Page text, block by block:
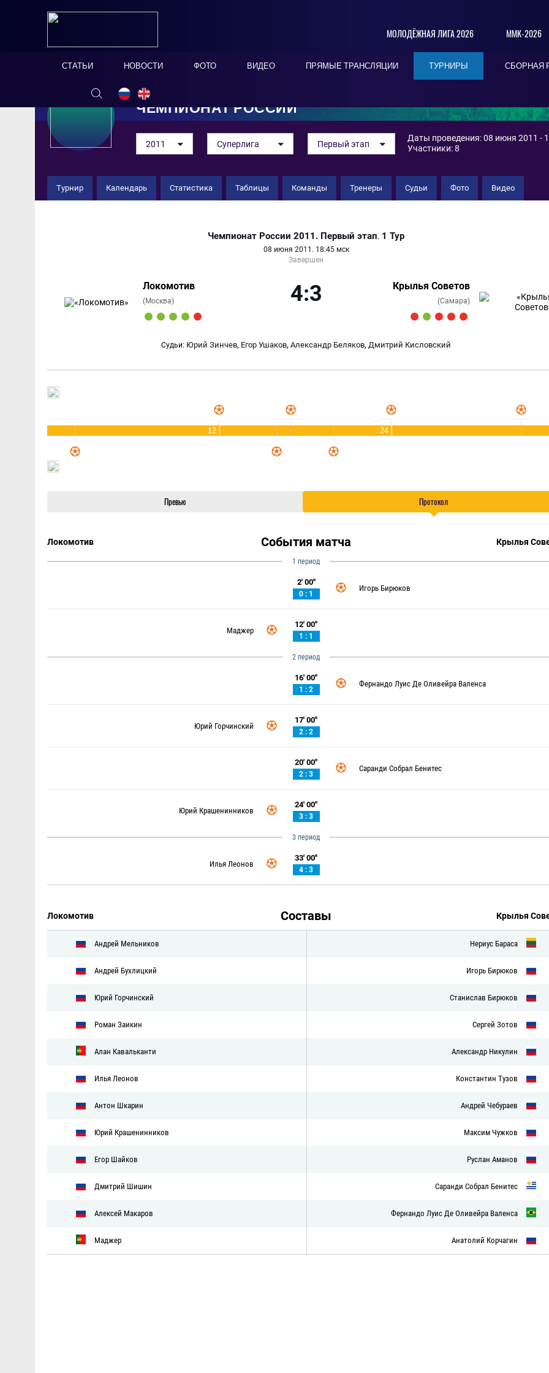
МОЛОДЁЖНАЯ ЛИГА 2026 ММК-2026
СТАТЬИ НОВОСТИ ФОТО ВИДЕО ПРЯМЫЕ ТРАНСЛЯЦИИ ТУРНИРЫ СБОРНАЯ
ЧЕМПИОНАТ РОССИИ
2011 Суперлига Первый этап
Даты проведения: 08 июня 2011 -
Участники: 8
Турнир Календарь Статистика Таблицы Команды Тренеры Судьи Фото Видео
Чемпионат России 2011. Первый этап. 1 Тур
08 июня 2011. 18:45 мск
Завершен
Локомотив
(Москва) 4:3 Крылья Советов
(Самара)
Судьи: Юрий Зинчев, Егор Ушаков, Александр Беляков, Дмитрий Кисловский
12 24
Превью Протокол
Локомотив События матча Крылья
1 период
2' 00''
0 : 1
Игорь Бирюков
Маджер
12' 00''
1 : 1
2 период
16' 00''
1 : 2
Фернандо Луис Де Оливейра Валенса
Юрий Горчинский
17' 00''
2 : 2
20' 00''
2 : 3
Саранди Собрал Бенитес
Юрий Крашенинников
24' 00''
3 : 3
3 период
Илья Леонов
33' 00''
4 : 3
Локомотив Составы Крылья
Андрей Мельников
Андрей Бухлицкий
Юрий Горчинский
Роман Заикин
Алан Кавальканти
Илья Леонов
Антон Шкарин
Юрий Крашенинников
Егор Шайков
Дмитрий Шишин
Алексей Макаров
Маджер
Нериус Бараса
Игорь Бирюков
Станислав Бирюков
Сергей Зотов
Александр Никулин
Константин Тузов
Андрей Чебураев
Максим Чужков
Руслан Аманов
Саранди Собрал Бенитес
Фернандо Луис Де Оливейра Валенса
Анатолий Корчагин